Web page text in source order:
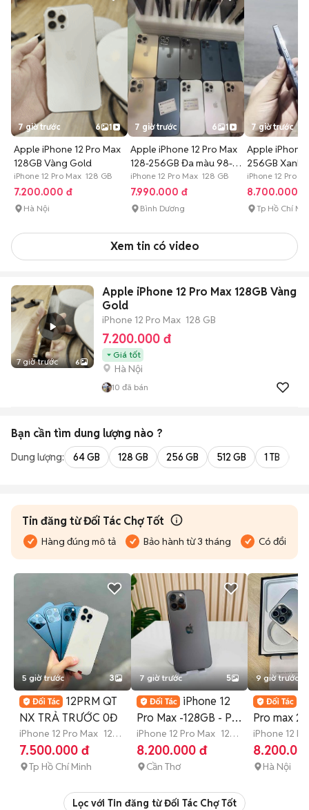
7 giờ trước 6 1
Apple iPhone 12 Pro Max
128GB Vàng Gold
iPhone 12 Pro Max 128 GB
7.200.000 đ
Hà Nội
7 giờ trước 6 1
Apple iPhone 12 Pro Max
128-256GB Đa màu 98-
99%
iPhone 12 Pro Max 128 GB
7.990.000 đ
Bình Dương
7 giờ trước
Apple iPhone
256GB Xanh
iPhone 12 Pro
8.700.000 đ
Tp Hồ Chí
Xem tin có video
7 giờ trước 6
Apple iPhone 12 Pro Max 128GB Vàng
Gold
iPhone 12 Pro Max 128 GB
7.200.000 đ
Giá tốt
Hà Nội
10 đã bán
Bạn cần tìm dung lượng nào ?
Dung lượng: 64 GB 128 GB 256 GB 512 GB 1 TB
Tin đăng từ Đối Tác Chợ Tốt
Hàng đúng mô tả Bảo hành từ 3 tháng Có đổi trả
5 giờ trước 3
12PRM QT
NX TRẢ TRƯỚC 0Đ
iPhone 12 Pro Max 128
GB Còn bảo hành
7.500.000 đ
Tp Hồ Chí Minh
7 giờ trước 5
iPhone 12
Pro Max -128GB - Pin
77 PT- Lưu ảnh nhẹ
iPhone 12 Pro Max 128
GB 3 tháng
8.200.000 đ
Cần Thơ
9 giờ trước
Pro max
FULLBOX
APPLE
iPhone 12
GB >12
Hà Nội
Lọc với Tin đăng từ Đối Tác Chợ Tốt